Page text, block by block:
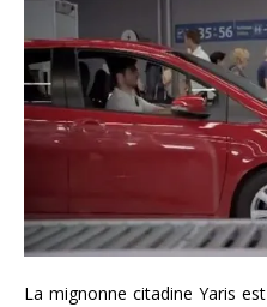
La mignonne citadine Yaris